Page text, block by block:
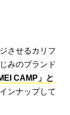
させるカリフ
みのブランド
CAMP」と
ンナップして